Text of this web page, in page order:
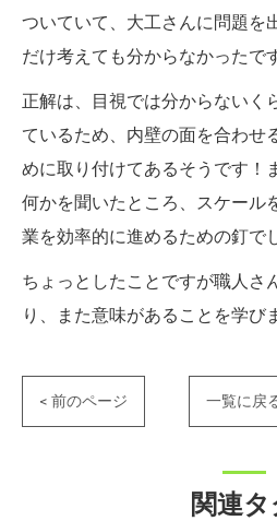
ついていて、大工さんに問題を
だけ考えても分からなかったで
正解は、目視では分からないく
ているため、内壁の面を合わせ
めに取り付けてあるそうです！
何かを聞いたところ、スケール
業を効率的に進めるための釘で
ちょっとしたことですが職人さ
り、また意味があることを学び
< 前のページ 一覧に戻
関連